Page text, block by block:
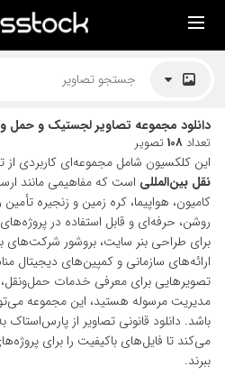
دانلود مجموعه تصاویر لجستیک و حمل و
تعداد 108تصویر
این کلکسیون شامل مجموعه‌ای کاربردی از
نقل بین‌المللی است که مفاهیمی مانند
کامیون، هواپیما، کره زمین و زنجیره
روشن، حرفه‌ای و قابل استفاده در
برای طراحی بنر سایت، بروشور شرکت‌های
ارائه‌های سازمانی و کمپین‌های دیجیتال
تصویرهایی برای معرفی خدمات حمل‌ونقل،
مدیریت مرسوله هستید، این مجموعه
باشد. دانلود قانونی تصاویر از
می‌کند تا فایل‌های باکیفیت را برای
ببرند.
لیست قیمت ها
موضوعات تصاویر
دکوراسیون و فضاها
هنرمندان ایرانی
کسب درآمد از فروش تصاویر
021 28428845
تماس با ما
بلاگ پارس استاک